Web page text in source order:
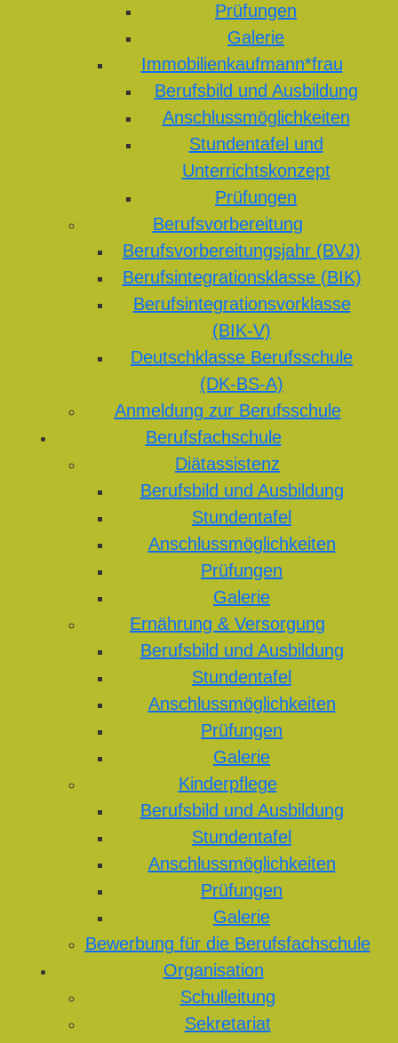
Prüfungen
Galerie
Immobilienkaufmann*frau
Berufsbild und Ausbildung
Anschlussmöglichkeiten
Stundentafel und
Unterrichtskonzept
Prüfungen
Berufsvorbereitung
Berufsvorbereitungsjahr (BVJ)
Berufsintegrationsklasse (BIK)
Berufsintegrationsvorklasse
(BIK-V)
Deutschklasse Berufsschule
(DK-BS-A)
Anmeldung zur Berufsschule
Berufsfachschule
Diätassistenz
Berufsbild und Ausbildung
Stundentafel
Anschlussmöglichkeiten
Prüfungen
Galerie
Ernährung & Versorgung
Berufsbild und Ausbildung
Stundentafel
Anschlussmöglichkeiten
Prüfungen
Galerie
Kinderpflege
Berufsbild und Ausbildung
Stundentafel
Anschlussmöglichkeiten
Prüfungen
Galerie
Bewerbung für die Berufsfachschule
Organisation
Schulleitung
Sekretariat